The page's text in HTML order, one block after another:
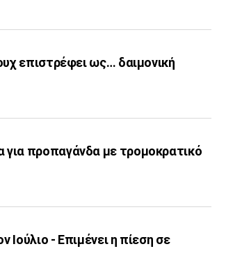
επιστρέφει ως… δαιμονική
προπαγάνδα με τρομοκρατικό
- Επιμένει η πίεση σε